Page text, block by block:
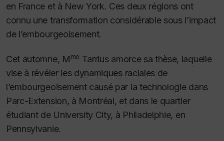
en France et à New York. Ces deux régions ont
connu une transformation considérable sous l’impact
de l’embourgeoisement.
Cet automne, Mme Tarrius amorce sa thèse, laquelle
vise à révéler les dynamiques raciales de
l’embourgeoisement causé par la technologie dans
Parc-Extension, à Montréal, et dans le quartier
étudiant de University City, à Philadelphie, en
Pennsylvanie.